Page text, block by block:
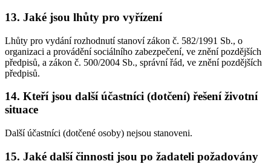
13. Jaké jsou lhůty pro vyřízení
Lhůty pro vydání rozhodnutí stanoví zákon č. 582/1991 Sb., o
organizaci a provádění sociálního zabezpečení, ve znění pozdějších
předpisů, a zákon č. 500/2004 Sb., správní řád, ve znění pozdějších
předpisů.
14. Kteří jsou další účastníci (dotčení) řešení životní
situace
Další účastníci (dotčené osoby) nejsou stanoveni.
15. Jaké další činnosti jsou po žadateli požadovány